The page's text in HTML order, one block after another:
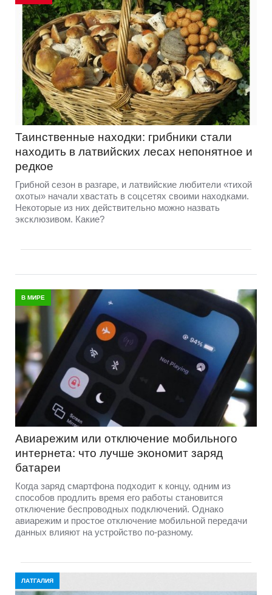
Таинственные находки: грибники стали
находить в латвийских лесах непонятное и
редкое
Грибной сезон в разгаре, и латвийские любители «тихой
охоты» начали хвастать в соцсетях своими находками.
Некоторые из них действительно можно назвать
эксклюзивом. Какие?
В МИРЕ
Авиарежим или отключение мобильного
интернета: что лучше экономит заряд
батареи
Когда заряд смартфона подходит к концу, одним из
способов продлить время его работы становится
отключение беспроводных подключений. Однако
авиарежим и простое отключение мобильной передачи
данных влияют на устройство по-разному.
ЛАТГАЛИЯ